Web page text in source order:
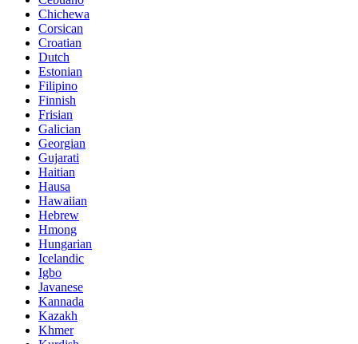
Chichewa
Corsican
Croatian
Dutch
Estonian
Filipino
Finnish
Frisian
Galician
Georgian
Gujarati
Haitian
Hausa
Hawaiian
Hebrew
Hmong
Hungarian
Icelandic
Igbo
Javanese
Kannada
Kazakh
Khmer